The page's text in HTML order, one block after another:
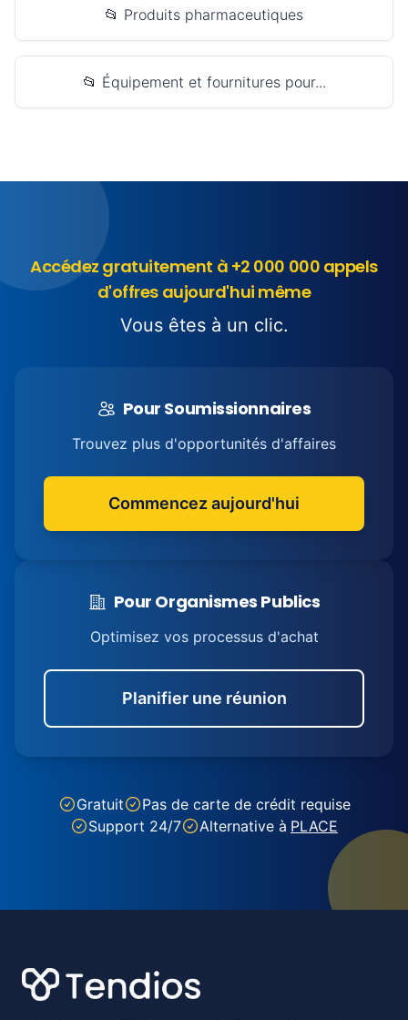
📂 Produits pharmaceutiques
📂 Équipement et fournitures pour...
Accédez gratuitement à +2 000 000 appels
d'offres aujourd'hui même
Vous êtes à un clic.
Pour Soumissionnaires
Trouvez plus d'opportunités d'affaires
Commencez aujourd'hui
Pour Organismes Publics
Optimisez vos processus d'achat
Planifier une réunion
Gratuit
Pas de carte de crédit requise
Support 24/7
Alternative à PLACE